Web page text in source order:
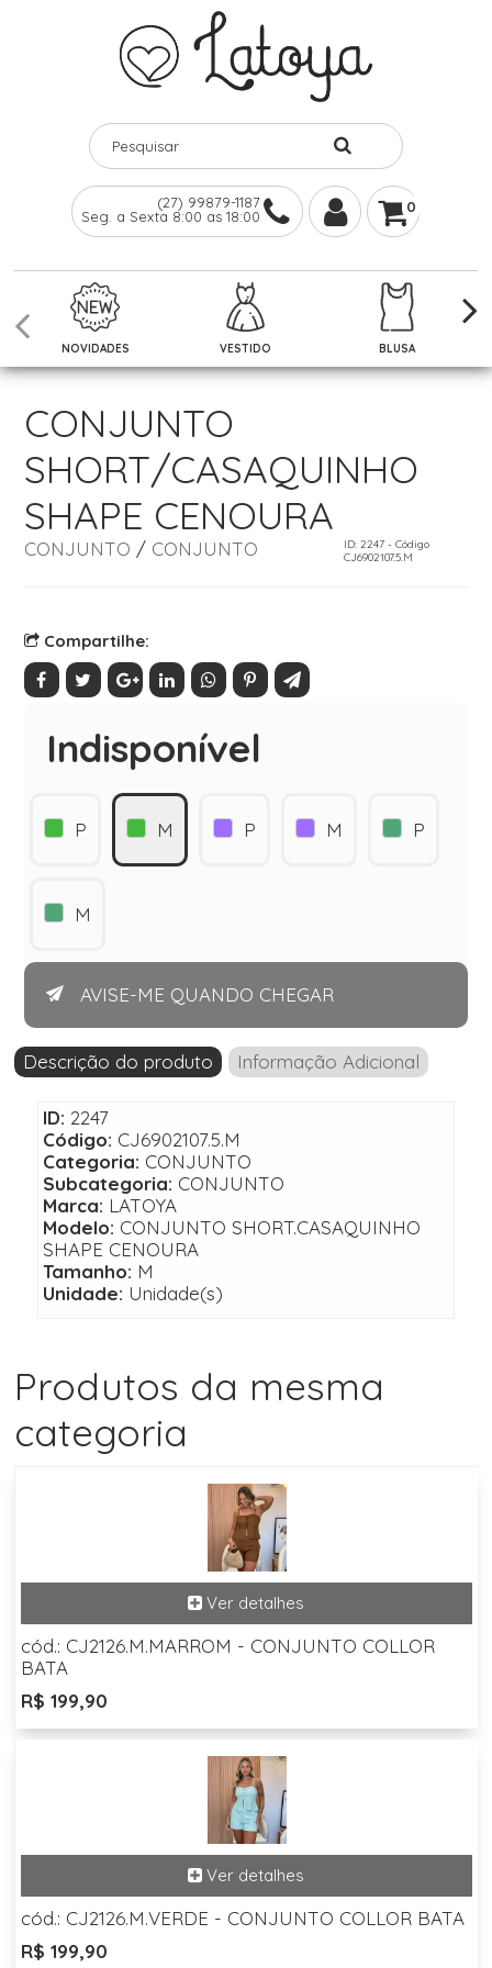
(27) 99879-1187
Seg. a Sexta 8:00 as 18:00
0
NOVIDADES VESTIDO BLUSA
CONJUNTO
SHORT/CASAQUINHO
SHAPE CENOURA
CONJUNTO / CONJUNTO
ID: 2247 - Código
CJ6902107.5.M
Compartilhe:
Indisponível
P M P M P
M
AVISE-ME QUANDO CHEGAR
Descrição do produto Informação Adicional
ID: 2247
Código: CJ6902107.5.M
Categoria: CONJUNTO
Subcategoria: CONJUNTO
Marca: LATOYA
Modelo: CONJUNTO SHORT.CASAQUINHO
SHAPE CENOURA
Tamanho: M
Unidade: Unidade(s)
Produtos da mesma
categoria
cód.: CJ2126.M.MARROM - CONJUNTO COLLOR
BATA
R$ 199,90
cód.: CJ2126.M.VERDE - CONJUNTO COLLOR BATA
R$ 199,90